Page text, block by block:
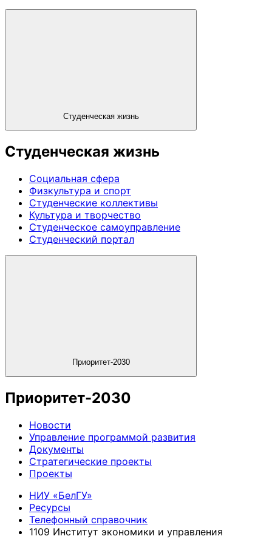
Студенческая жизнь
Студенческая жизнь
Социальная сфера
Физкультура и спорт
Студенческие коллективы
Культура и творчество
Студенческое самоуправление
Студенческий портал
Приоритет-2030
Приоритет-2030
Новости
Управление программой развития
Документы
Стратегические проекты
Проекты
НИУ «БелГУ»
Ресурсы
Телефонный справочник
1109 Институт экономики и управления